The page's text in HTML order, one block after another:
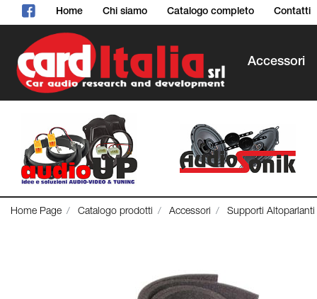
Home Chi siamo Catalogo completo Contatti
Accessori
Home Page Catalogo prodotti Accessori Supporti Altoparlanti